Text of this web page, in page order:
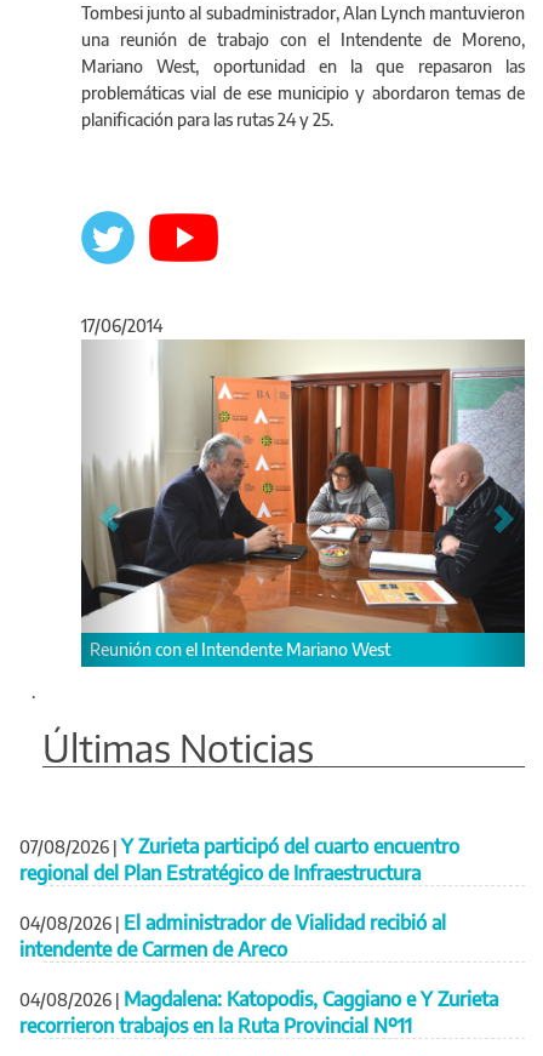
Tombesi junto al subadministrador, Alan Lynch mantuvieron
una reunión de trabajo con el Intendente de Moreno,
Mariano West, oportunidad en la que repasaron las
problemáticas vial de ese municipio y abordaron temas de
planificación para las rutas 24 y 25.
17/06/2014
Reunión con el Intendente Mariano West
.
Últimas Noticias
07/08/2026 | Y Zurieta participó del cuarto encuentro
regional del Plan Estratégico de Infraestructura
04/08/2026 | El administrador de Vialidad recibió al
intendente de Carmen de Areco
04/08/2026 | Magdalena: Katopodis, Caggiano e Y Zurieta
recorrieron trabajos en la Ruta Provincial Nº11